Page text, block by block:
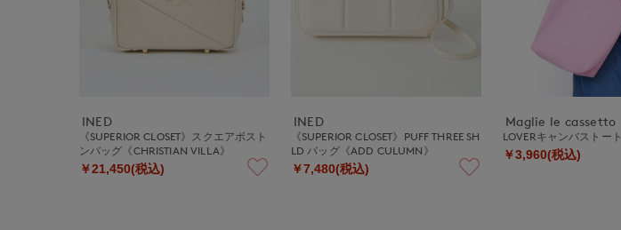
INED
《SUPERIOR CLOSET》スクエアボスト
ンバッグ《CHRISTIAN VILLA》
￥21,450(税込)
INED
《SUPERIOR CLOSET》PUFF THREE SH
LD バッグ《ADD CULUMN》
￥7,480(税込)
Maglie le cassetto
LOVERキャンバストート
￥3,960(税込)